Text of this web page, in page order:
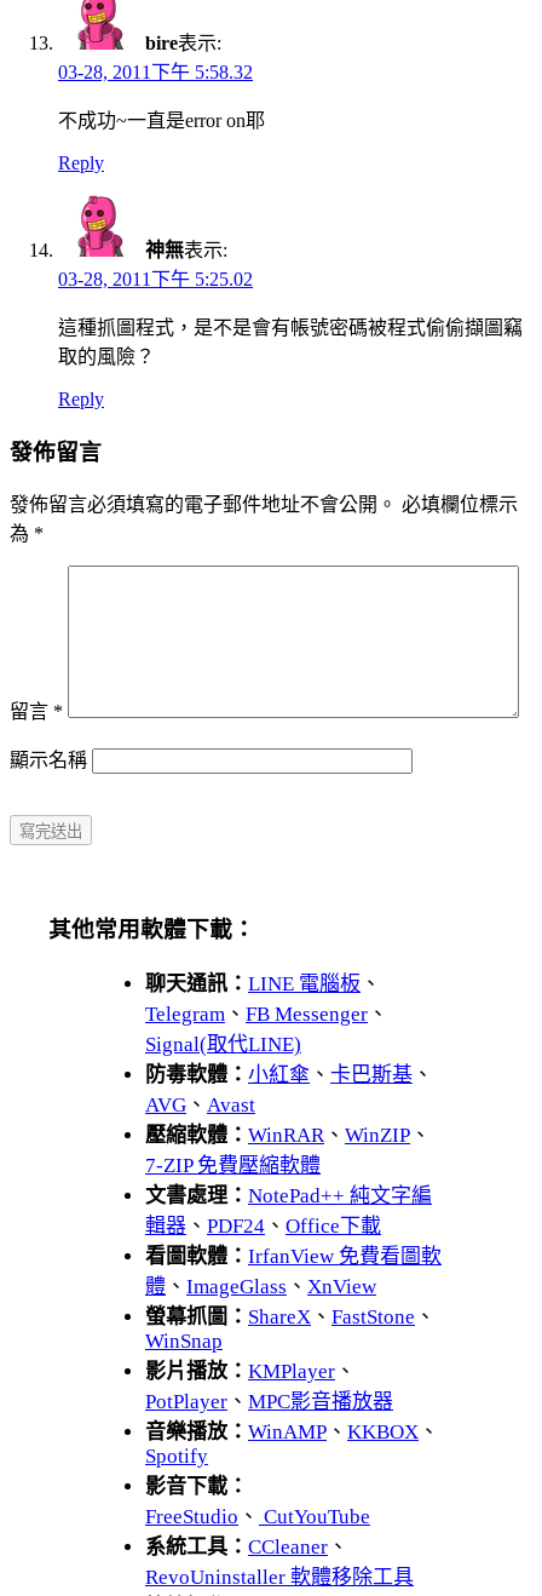
bire表示:
03-28, 2011下午 5:58.32
不成功~一直是error on耶
Reply
神無表示:
03-28, 2011下午 5:25.02
這種抓圖程式，是不是會有帳號密碼被程式偷偷擷圖竊
取的風險？
Reply
發佈留言
發佈留言必須填寫的電子郵件地址不會公開。 必填欄位標示
為 *
留言 *
顯示名稱
其他常用軟體下載：
聊天通訊： LINE 電腦板 、
Telegram 、 FB Messenger 、
Signal(取代LINE)
防毒軟體： 小紅傘 、 卡巴斯基 、
AVG 、 Avast
壓縮軟體： WinRAR、 WinZIP 、
7-ZIP 免費壓縮軟體
文書處理： NotePad++ 純文字編
輯器 、 PDF24 、 Office下載
看圖軟體： IrfanView 免費看圖軟
體 、 ImageGlass 、 XnView
螢幕抓圖： ShareX 、 FastStone 、
WinSnap
影片播放： KMPlayer 、
PotPlayer 、 MPC影音播放器
音樂播放： WinAMP 、 KKBOX 、
Spotify
影音下載：
FreeStudio 、 CutYouTube
系統工具： CCleaner 、
RevoUninstaller 軟體移除工具